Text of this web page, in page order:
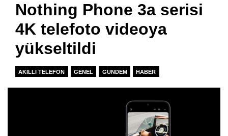
Nothing Phone 3a serisi
4K telefoto videoya
yükseltildi
AKILLI TELEFON GENEL GUNDEM HABER